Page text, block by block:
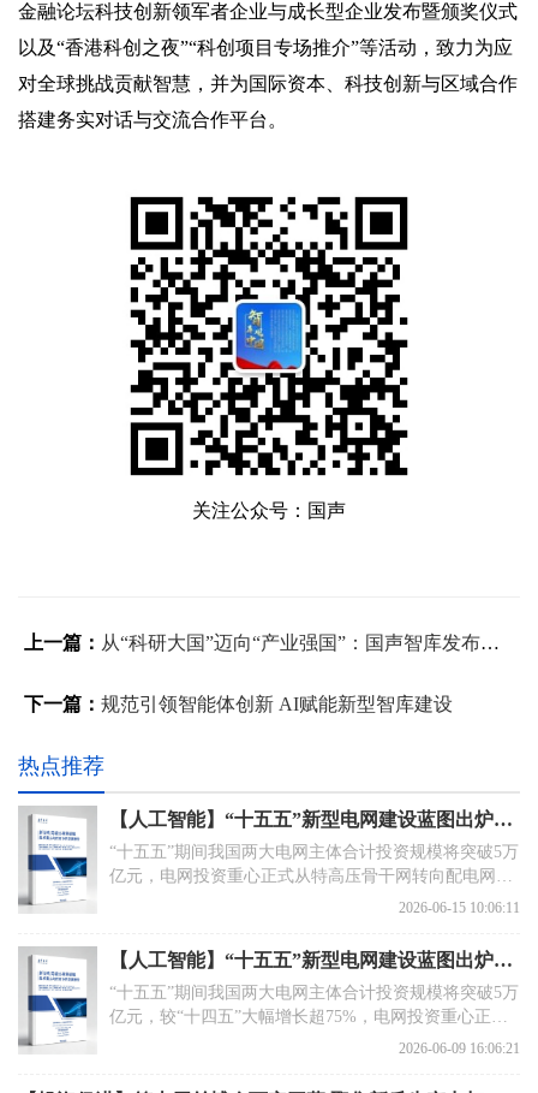
金融论坛科技创新领军者企业与成长型企业发布暨颁奖仪式
以及“香港科创之夜”“科创项目专场推介”等活动，致力为应
对全球挑战贡献智慧，并为国际资本、科技创新与区域合作
搭建务实对话与交流合作平台。
关注公众号：国声
上一篇： 从“科研大国”迈向“产业强国”：国声智库发布生物制造十年战略路径报告
下一篇： 规范引领智能体创新 AI赋能新型智库建设
热点推荐
【人工智能】“十五五”新型电网建设蓝图出炉：投资突破5万亿元转型聚焦配网、数字与跨网协同
“十五五”期间我国两大电网主体合计投资规模将突破5万
亿元，电网投资重心正式从特高压骨干网转向配电网、
数字化及储能融合领域，灵活性资源成为电网高质量发
成为下一阶段改革攻坚重点。当前，新型电网已纳入国
家“六张网”战略布局，正式上升为国家级重大基础设施
建设任务。
2026-06-15 10:06:11
【人工智能】“十五五”新型电网建设蓝图出炉：投资突破5万亿元转型聚焦配网、数字与跨网协同
“十五五”期间我国两大电网主体合计投资规模将突破5万
亿元，较“十四五”大幅增长超75%，电网投资重心正式
从特高压骨干网转向配电网、数字化及储能融合领域，
同、电力市场化、供应链保障等成为下一阶段改革攻坚
2026-06-09 16:06:21